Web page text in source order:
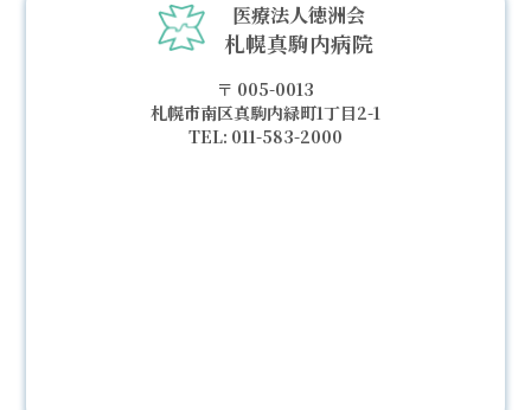
医療法人徳洲会
札幌真駒内病院
005-0013
札幌市南区真駒内緑町1丁目2-1
011-583-2000